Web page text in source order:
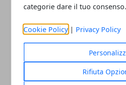
categorie dare il tuo consenso.
Cookie Policy | Privacy Policy
Rifiuta
Movida in Italia: quali
attrattive
15/07/2025